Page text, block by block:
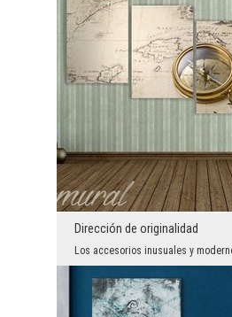
Dirección de originalidad